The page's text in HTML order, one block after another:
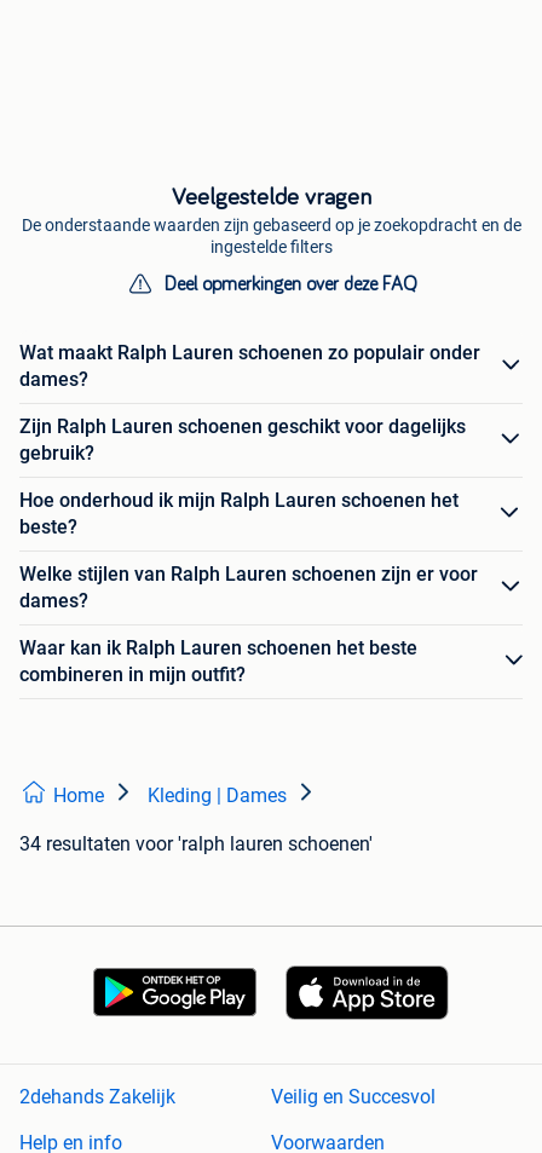
Veelgestelde vragen
De onderstaande waarden zijn gebaseerd op je zoekopdracht en de
ingestelde filters
Deel opmerkingen over deze FAQ
Wat maakt Ralph Lauren schoenen zo populair onder
dames?
Zijn Ralph Lauren schoenen geschikt voor dagelijks
gebruik?
Hoe onderhoud ik mijn Ralph Lauren schoenen het
beste?
Welke stijlen van Ralph Lauren schoenen zijn er voor
dames?
Waar kan ik Ralph Lauren schoenen het beste
combineren in mijn outfit?
Home Kleding | Dames
34 resultaten voor 'ralph lauren schoenen'
2dehands Zakelijk
Veilig en Succesvol
Help en info
Voorwaarden